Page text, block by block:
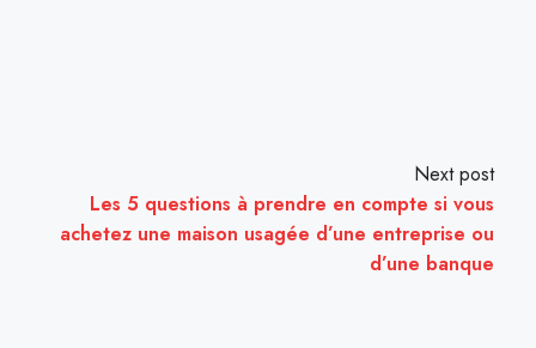
Next post
Les 5 questions à prendre en compte si vous
achetez une maison usagée d’une entreprise ou
d’une banque